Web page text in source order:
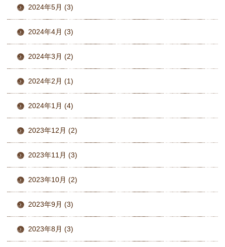
2024年5月 (3)
2024年4月 (3)
2024年3月 (2)
2024年2月 (1)
2024年1月 (4)
2023年12月 (2)
2023年11月 (3)
2023年10月 (2)
2023年9月 (3)
2023年8月 (3)